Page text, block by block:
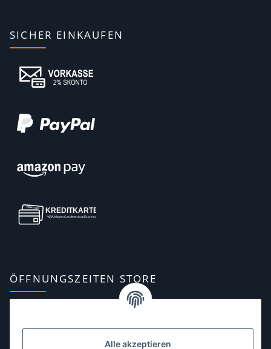
Alle akzeptieren
SICHER EINKAUFEN
ÖFFNUNGSZEITEN STORE
10:00–13:00, 14:00–18:00 Uhr
Dienstag:10:00–13:00, 14:00–16:00 Uhr